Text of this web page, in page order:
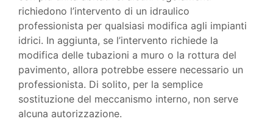
richiedono l’intervento di un idraulico
professionista per qualsiasi modifica agli impianti
idrici. In aggiunta, se l’intervento richiede la
modifica delle tubazioni a muro o la rottura del
pavimento, allora potrebbe essere necessario un
professionista. Di solito, per la semplice
sostituzione del meccanismo interno, non serve
alcuna autorizzazione.